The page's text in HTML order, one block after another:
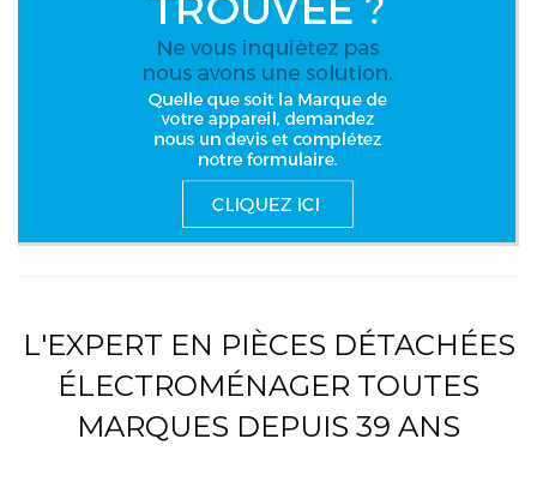
L'EXPERT EN PIÈCES DÉTACHÉES
ÉLECTROMÉNAGER TOUTES
MARQUES DEPUIS 39 ANS